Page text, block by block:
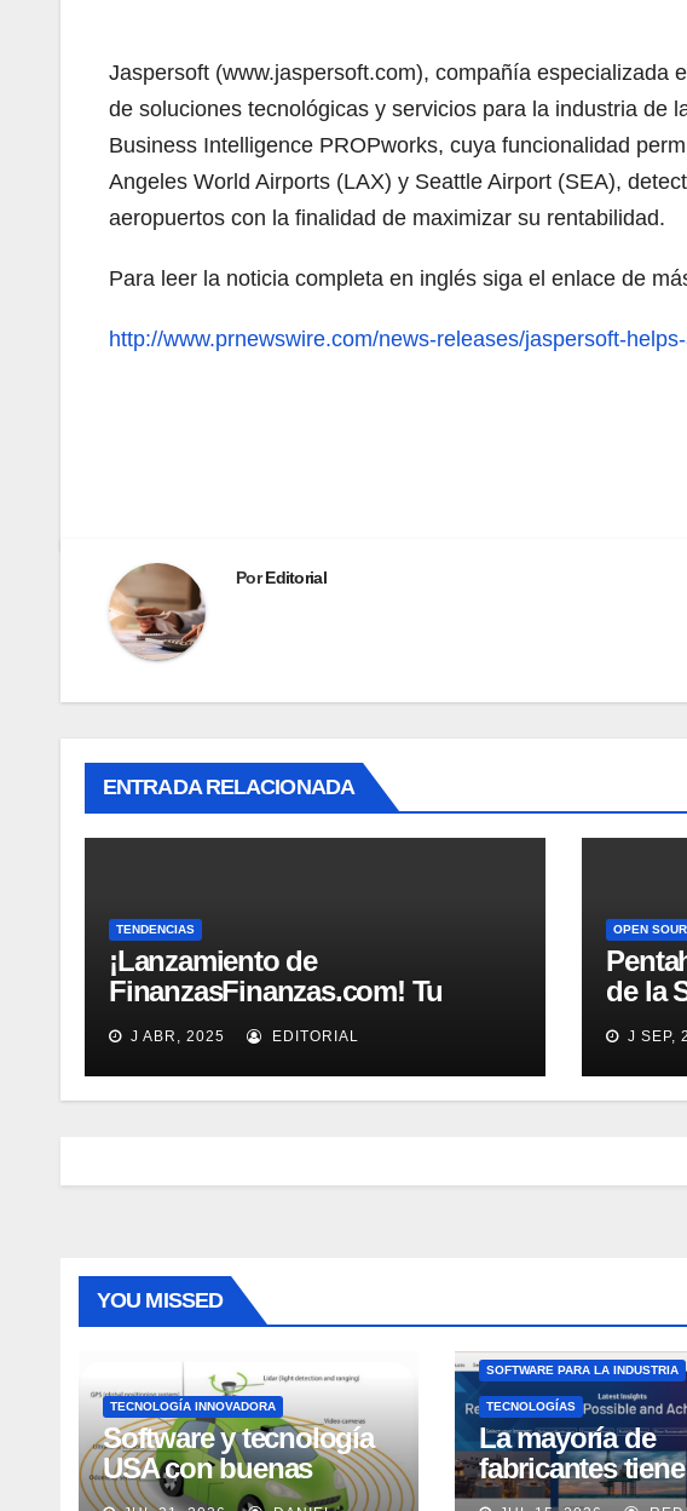
Jaspersoft (www.jaspersoft.com), compañía especializada
de soluciones tecnológicas y servicios para la industria de
Business Intelligence PROPworks, cuya funcionalidad
Angeles World Airports (LAX) y Seattle Airport (SEA),
aeropuertos con la finalidad de maximizar su rentabilidad.
Para leer la noticia completa en inglés siga el enlace de
http://www.prnewswire.com/news-releases/jaspersoft-
PorEditorial
ENTRADA RELACIONADA
TENDENCIAS
¡Lanzamiento de
FinanzasFinanzas.com! Tu
nueva fuente confiable de
educación financiera
J ABR, 2025 EDITORIAL
OPEN
de la
abierto
J SEP,
YOU MISSED
TECNOLOGÍA INNOVADORA
Software y tecnología
USA con buenas
expectativas en ventas
SOFTWARE PARA LA INDUSTRIA
TECNOLOGÍAS
La mayoría de
fabricantes
pero no lo usa